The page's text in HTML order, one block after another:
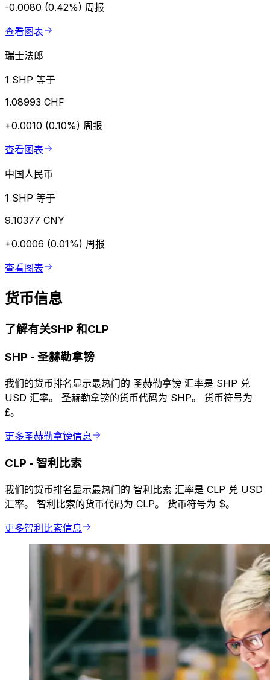
-0.0080 (0.42%) 周报
查看图表
瑞士法郎
1 SHP 等于
1.08993 CHF
+0.0010 (0.10%) 周报
查看图表
中国人民币
1 SHP 等于
9.10377 CNY
+0.0006 (0.01%) 周报
查看图表
货币信息
了解有关SHP 和CLP
SHP - 圣赫勒拿镑
我们的货币排名显示最热门的 圣赫勒拿镑 汇率是 SHP 兑
USD 汇率。 圣赫勒拿镑的货币代码为 SHP。 货币符号为
£。
更多圣赫勒拿镑信息
CLP - 智利比索
我们的货币排名显示最热门的 智利比索 汇率是 CLP 兑 USD
汇率。 智利比索的货币代码为 CLP。 货币符号为 $。
更多智利比索信息